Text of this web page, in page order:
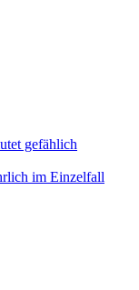
gefählich
im Einzelfall